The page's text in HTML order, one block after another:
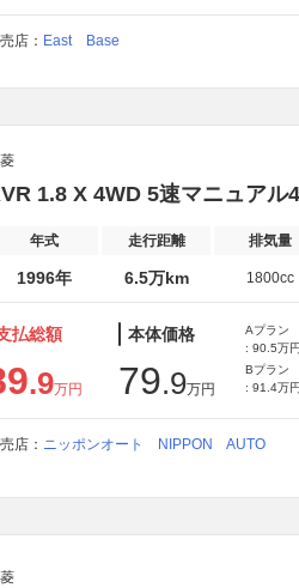
店： East Base
1.8 X 4WD 5速マニュアル
年式 走行距離 排気量
1996年 6.5万km 1800cc
払総額
.9万円
本体価格
79.9万円
Aプラン
: 90.5万円
Bプラン
: 91.4万円
店： ニッポンオート NIPPON AUTO